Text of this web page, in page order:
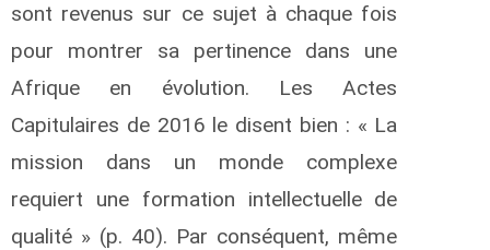
sont revenus sur ce sujet à chaque fois
pour montrer sa pertinence dans une
Afrique en évolution. Les Actes
Capitulaires de 2016 le disent bien : « La
mission dans un monde complexe
requiert une formation intellectuelle de
qualité » (p. 40). Par conséquent, même